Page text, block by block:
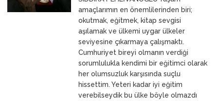
23 Mart 2026 ANNEMamaçlarımın en önemlilerinden biri;
okutmak, eğitmek, kitap sevgisi
aşılamak ve ülkemi uygar ülkeler
seviyesine çıkarmaya çalışmaktı.
Cumhuriyet bireyi olmanın verdiği
sorumlulukla kendimi bir eğitimci olarak
her olumsuzluk karşısında suçlu
hissettim. Yeteri kadar iyi eğitim
verebilseydik bu ülke böyle olmazdı